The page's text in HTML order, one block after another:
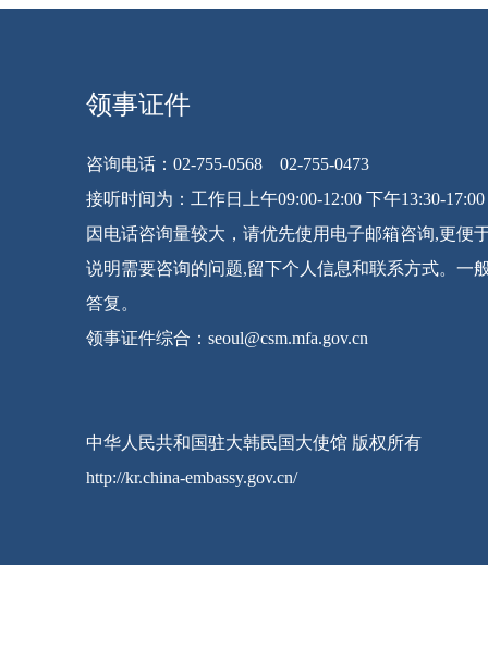
领事证件
咨询电话：02-755-0568 02-755-0473
接听时间为：工作日上午09:00-12:00 下午13:30-17:00
因电话咨询量较大，请优先使用电子邮箱咨询,更便
说明需要咨询的问题,留下个人信息和联系方式。一
答复。
领事证件综合：seoul@csm.mfa.gov.cn
中华人民共和国驻大韩民国大使馆 版权所有
http://kr.china-embassy.gov.cn/